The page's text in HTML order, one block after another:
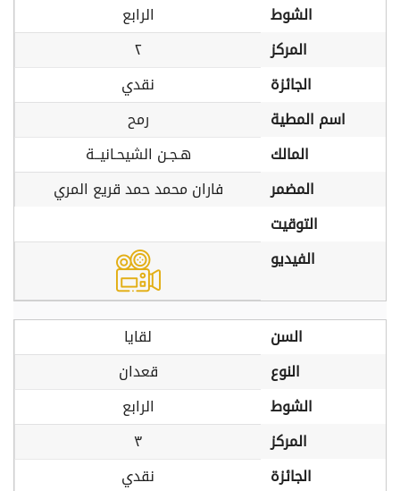
الشوط
الرابع
المركز
٢
الجائزة
نقدي
اسم المطية
رمح
المالك
هـجـن الشيحـانيــة
المضمر
فاران محمد حمد قريع المري
التوقيت
الفيديو
السن
لقايا
النوع
قعدان
الشوط
الرابع
المركز
٣
الجائزة
نقدي